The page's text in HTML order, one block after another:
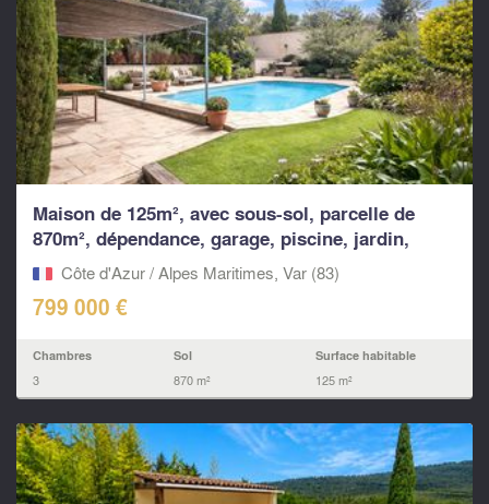
Maison de 125m², avec sous-sol, parcelle de
870m², dépendance, garage, piscine, jardin,
Petit...Côte d'Azur / Alpes Maritimes, Var (83)
799 000 €
Chambres
3
Sol
870 m²
Surface habitable
125 m²